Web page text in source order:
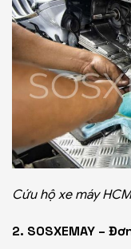
Cứu hộ xe máy
2. SOSXEMAY –